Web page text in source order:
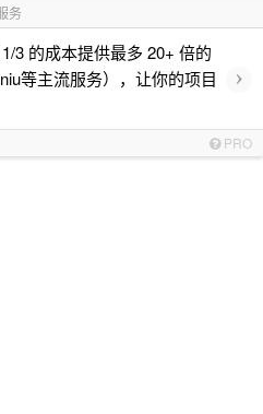
务
3 的成本提供最多 20+ 倍的
等主流服务），让你的项目
›
PRO